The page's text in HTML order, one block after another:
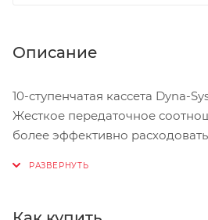
Описание
10-ступенчатая кассета Dyna-
Жесткое передаточное
более эффективно
Никелевое покрытие повышает